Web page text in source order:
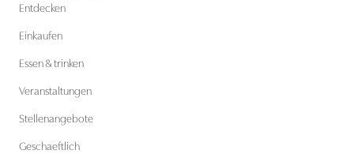
Entdecken
Einkaufen
Essen & trinken
Veranstaltungen
Stellenangebote
Geschaeftlich